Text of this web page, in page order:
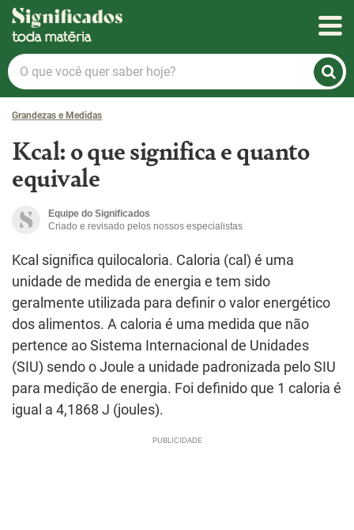
Significados
O
que
você
quer
hoje?
Grandezas e Medidas
Kcal: o que significa e quanto
equivale
Equipe do Significados
Criado e revisado pelos nossos especialistas
Kcal significa quilocaloria. Caloria (cal) é uma
unidade de medida de energia e tem sido
geralmente utilizada para definir o valor energético
dos alimentos. A caloria é uma medida que não
pertence ao Sistema Internacional de Unidades
(SIU) sendo o Joule a unidade padronizada pelo SIU
para medição de energia. Foi definido que 1 caloria é
igual a 4,1868 J (joules).